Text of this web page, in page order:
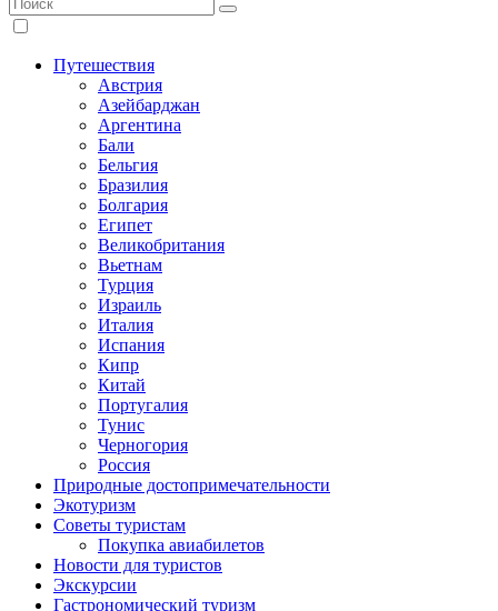
Путешествия
Австрия
Азейбарджан
Аргентина
Бали
Бельгия
Бразилия
Болгария
Египет
Великобритания
Вьетнам
Турция
Израиль
Италия
Испания
Кипр
Китай
Португалия
Тунис
Черногория
Россия
Природные достопримечательности
Экотуризм
Советы туристам
Покупка авиабилетов
Новости для туристов
Экскурсии
Гастрономический туризм